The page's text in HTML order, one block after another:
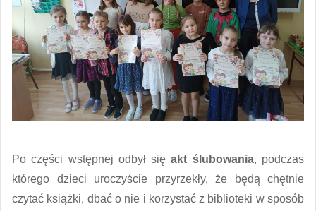
Po części wstępnej odbył sięakt ślubowania, podczas
którego dzieci uroczyście przyrzekły, że będą chętnie
czytać książki, dbać o nie i korzystać z biblioteki w sposób